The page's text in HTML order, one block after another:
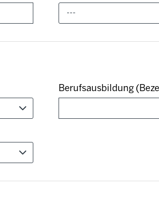
---
Berufsausbildung